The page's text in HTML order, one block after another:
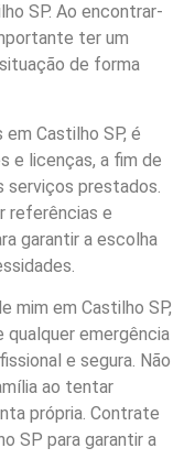
SP. Ao encontrar-
ter um
de forma
Castilho SP, é
e licenças, a fim de
serviços prestados.
referências e
garantir a escolha
mim em Castilho SP,
emergência
e segura. Não
ao tentar
própria. Contrate
SP para garantir a